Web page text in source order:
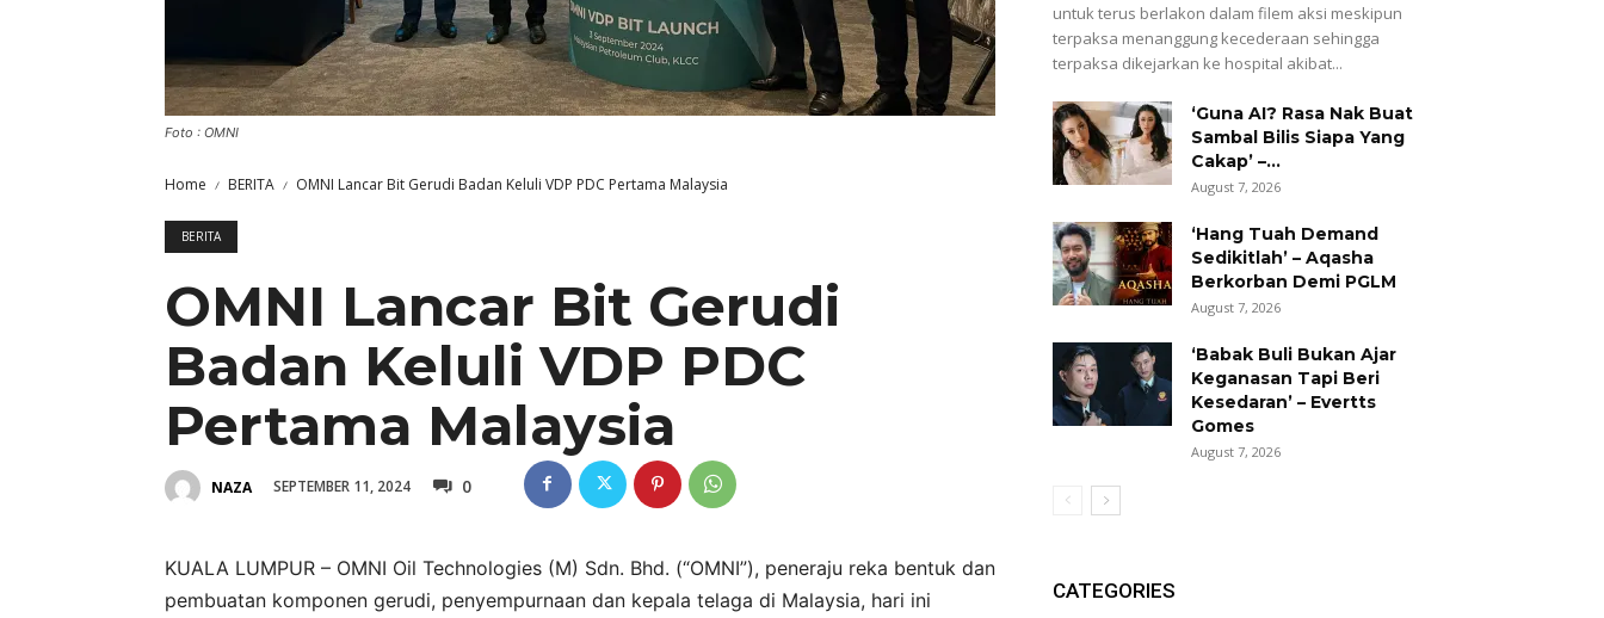
Foto : OMNI
Home BERITA OMNI Lancar Bit Gerudi Badan Keluli VDP PDC Pertama Malaysia
BERITA
OMNI Lancar Bit Gerudi
Badan Keluli VDP PDC
Pertama Malaysia
NAZA SEPTEMBER 11, 2024 0
KUALA LUMPUR – OMNI Oil Technologies (M) Sdn. Bhd. (“OMNI”), peneraju reka bentuk dan
pembuatan komponen gerudi, penyempurnaan dan kepala telaga di Malaysia, hari ini
untuk terus berlakon dalam filem aksi meskipun
terpaksa menanggung kecederaan sehingga
terpaksa dikejarkan ke hospital akibat...
‘Guna AI? Rasa Nak Buat
Sambal Bilis Siapa Yang
Cakap’ –...
August 7, 2026
‘Hang Tuah Demand
Sedikitlah’ – Aqasha
Berkorban Demi PGLM
August 7, 2026
‘Babak Buli Bukan Ajar
Keganasan Tapi Beri
Kesedaran’ – Evertts
Gomes
August 7, 2026
CATEGORIES